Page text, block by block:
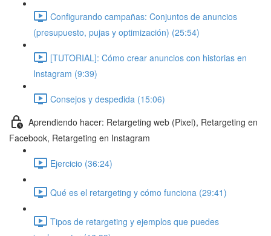
Configurando campañas: Conjuntos de anuncios
(presupuesto, pujas y optimización) (25:54)
[TUTORIAL]: Cómo crear anuncios con historias en
Instagram (9:39)
Consejos y despedida (15:06)
Aprendiendo hacer: Retargeting web (Pixel), Retargeting en
Facebook, Retargeting en Instagram
Ejercicio (36:24)
Qué es el retargeting y cómo funciona (29:41)
Tipos de retargeting y ejemplos que puedes